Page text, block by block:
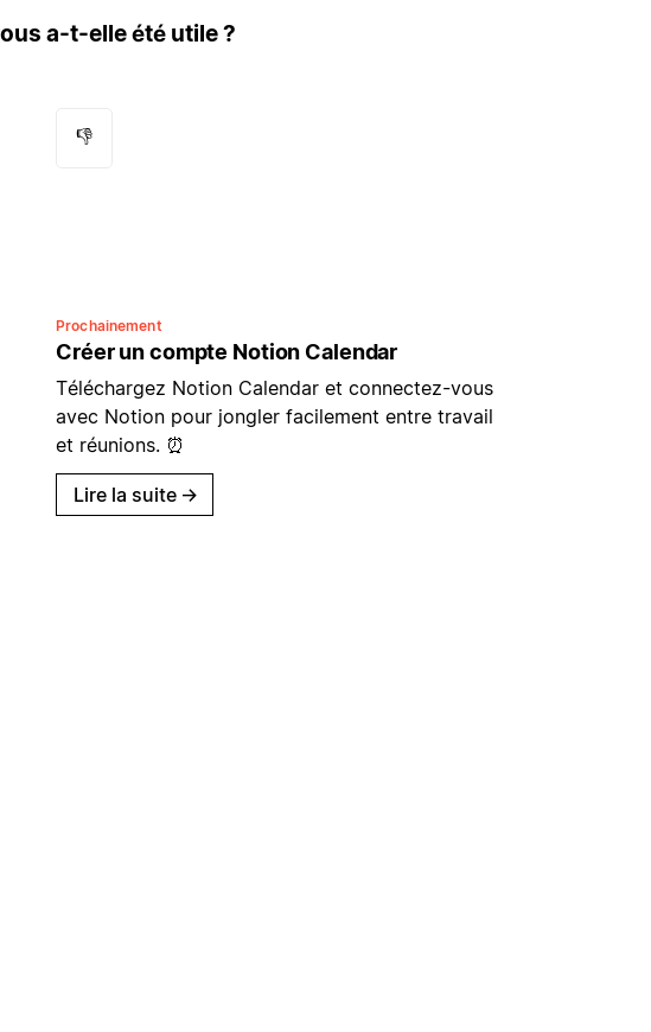
a-t-elle été utile ?
👎
Prochainement
Créer un compte Notion Calendar
Téléchargez Notion Calendar et connectez-vous
avec Notion pour jongler facilement entre travail
et réunions. ⏰
Lire la suite →